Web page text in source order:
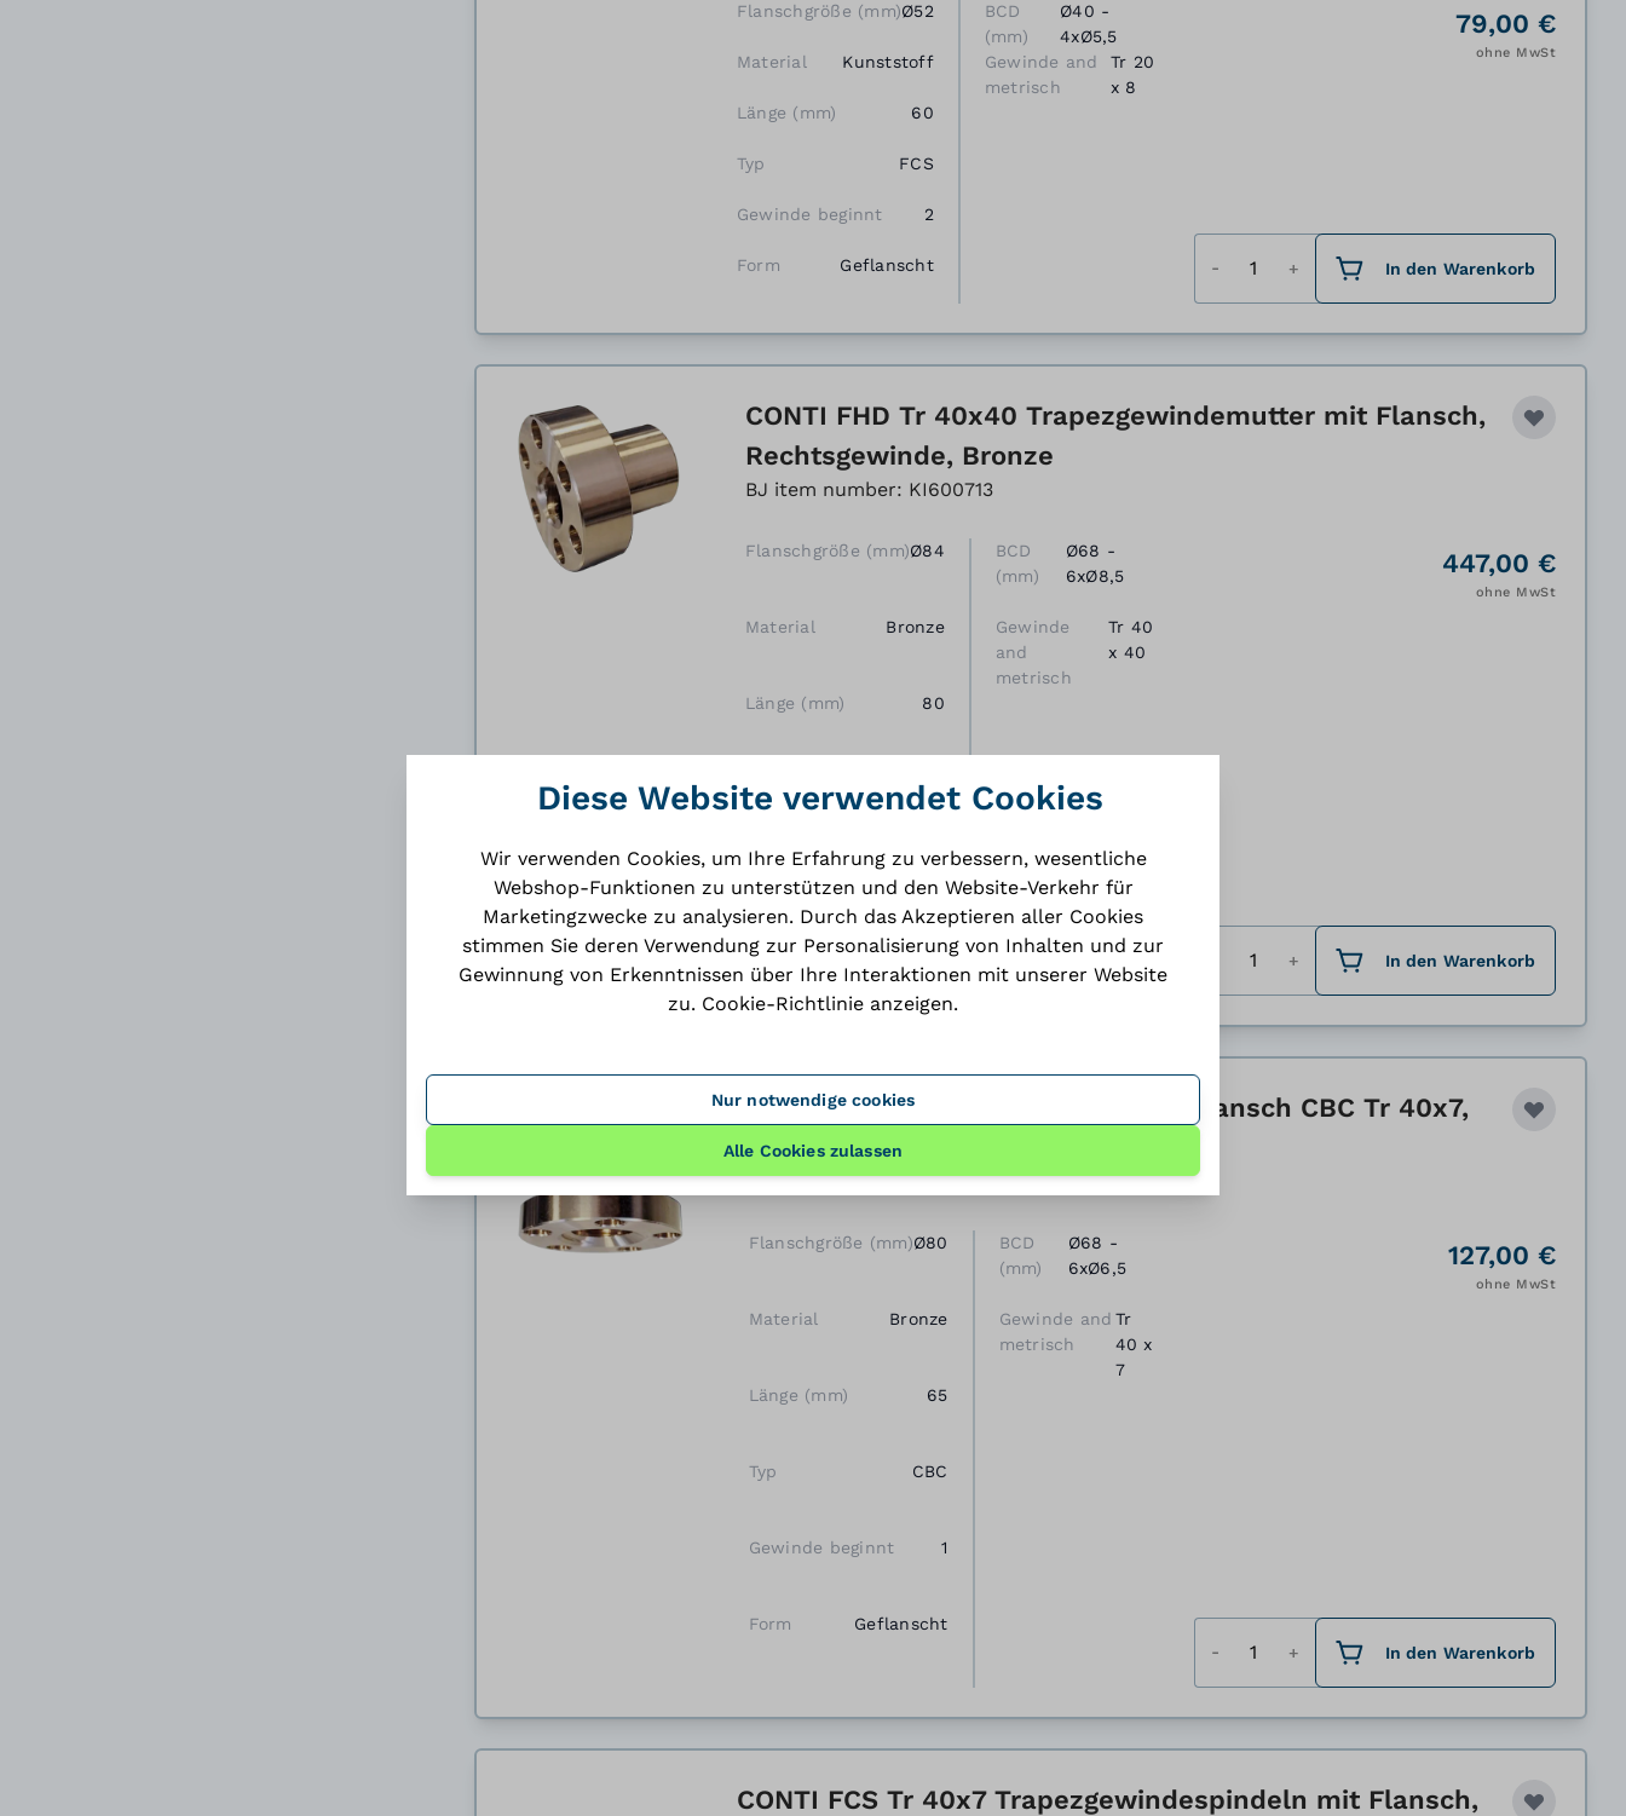
Flanschgröße (mm)Ø52
Material Kunststoff
Länge (mm) 60
Typ FCS
Gewinde beginnt 2
Form Geflanscht
BCD
(mm)
Ø40 -
4xØ5,5
Gewinde and
metrisch
Tr 20
x 8
79,00 €
ohne MwSt
In den Warenkorb
CONTI FHD Tr 40x40 Trapezgewindemutter mit Flansch,
Rechtsgewinde, Bronze
BJ item number: KI600713
Flanschgröße (mm)Ø84
Material Bronze
Länge (mm) 80
Gewinde beginnt 5
BCD
(mm)
Ø68 -
6xØ8,5
Gewinde
and
metrisch
Tr 40
x 40
447,00 €
ohne MwSt
In den Warenkorb
CONTI Trapezgewindemutter mit Flansch CBC Tr 40x7,
Rechtsgewinde, Bronze
BJ item number: KI600214
Flanschgröße (mm)Ø80
Material Bronze
Länge (mm) 65
Typ CBC
Gewinde beginnt 1
Form Geflanscht
BCD
(mm)
Ø68 -
6xØ6,5
Gewinde and
metrisch
Tr
40 x
7
127,00 €
ohne MwSt
In den Warenkorb
CONTI FCS Tr 40x7 Trapezgewindespindeln mit Flansch,
Diese Website verwendet Cookies
Wir verwenden Cookies, um Ihre Erfahrung zu verbessern, wesentliche
Webshop-Funktionen zu unterstützen und den Website-Verkehr für
Marketingzwecke zu analysieren. Durch das Akzeptieren aller Cookies
stimmen Sie deren Verwendung zur Personalisierung von Inhalten und zur
Gewinnung von Erkenntnissen über Ihre Interaktionen mit unserer Website
zu. Cookie-Richtlinie anzeigen.
Nur notwendige cookies
Alle Cookies zulassen